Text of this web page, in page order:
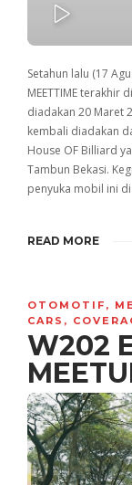
Setahun lalu (17
MEETTIME terakhir
diadakan 20 Maret
kembali diadakan
House OF Billiard
Tambun Bekasi.
penyuka mobil ini
READ MORE
OTOMOTIF ,
CARS ,
W202